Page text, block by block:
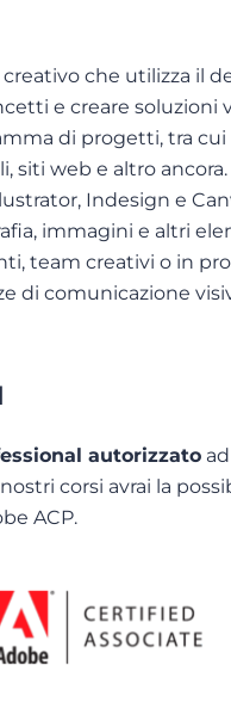
che utilizza il
e creare soluzioni
di progetti, tra cui
siti web e altro
Indesign e
immagini e altri
team creativi o in
di comunicazione
autorizzato
corsi avrai la
ACP.